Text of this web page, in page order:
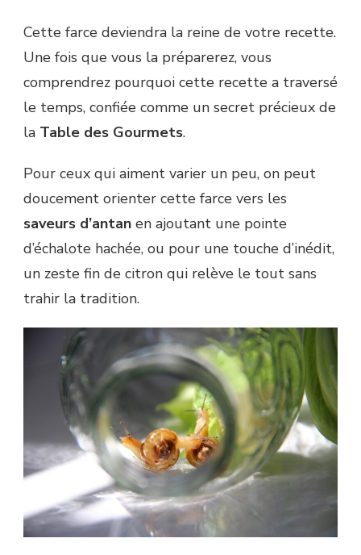
Cette farce deviendra la reine de votre recette.
Une fois que vous la préparerez, vous
comprendrez pourquoi cette recette a traversé
le temps, confiée comme un secret précieux de
la Table des Gourmets.
Pour ceux qui aiment varier un peu, on peut
doucement orienter cette farce vers les
saveurs d’antan en ajoutant une pointe
d’échalote hachée, ou pour une touche d’inédit,
un zeste fin de citron qui relève le tout sans
trahir la tradition.